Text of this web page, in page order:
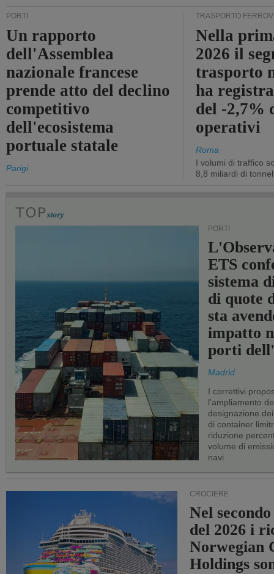
PORTI
Un rapporto
dell'Assemblea
nazionale francese
prende atto del declino
competitivo
dell'ecosistema
portuale statale
Parigi
TRASPORTO
Nella
2026 il
trasporto
ha
del -2,7%
operativi
Roma
I volumi di traffico
8,8 miliardi di
PORTI
ETS
sistema
di quote
sta
impatto
porti
Madrid
I correttivi
l'ampliamento
designazione
di container
riduzione
volume di
navi
CROCIERE
Nel
del 2026 i
Norwegian
Holdings